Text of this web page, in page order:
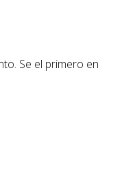
Se el primero en